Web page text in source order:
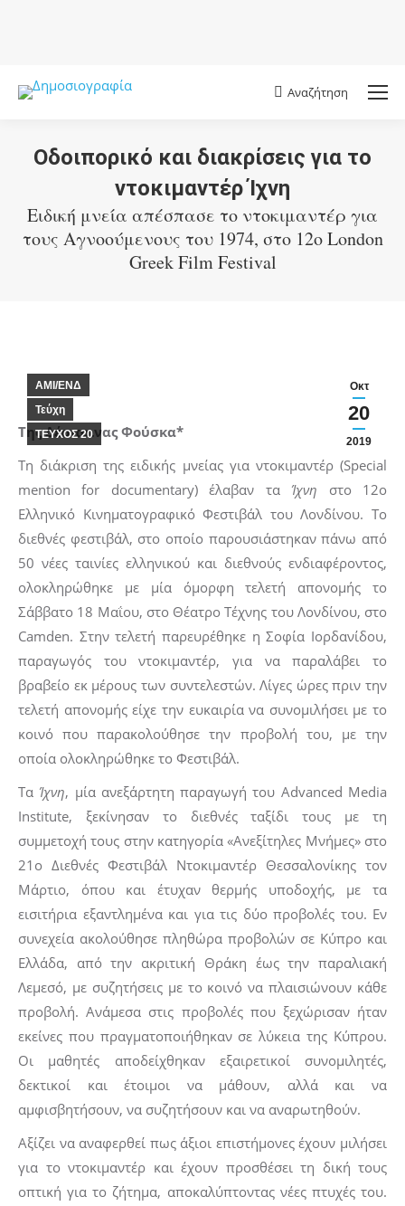
Search:
Αναζήτηση
Οδοιπορικό και διακρίσεις για το
ντοκιμαντέρ Ίχνη
Ειδική μνεία απέσπασε το ντοκιμαντέρ για
τους Αγνοούμενους του 1974, στο 12ο London
Greek Film Festival
Οκτ
20
2019
AMI/ΕΝΔ
Τεύχη
ΤΕΥΧΟΣ 20
Της Δέσποινας Φούσκα*
Τη διάκριση της ειδικής μνείας για ντοκιμαντέρ (Special
mention for documentary) έλαβαν τα Ίχνη στο 12ο
Ελληνικό Κινηματογραφικό Φεστιβάλ του Λονδίνου. Το
διεθνές φεστιβάλ, στο οποίο παρουσιάστηκαν πάνω από
50 νέες ταινίες ελληνικού και διεθνούς ενδιαφέροντος,
ολοκληρώθηκε με μία όμορφη τελετή απονομής το
Σάββατο 18 Μαΐου, στο Θέατρο Τέχνης του Λονδίνου, στο
Camden. Στην τελετή παρευρέθηκε η Σοφία Ιορδανίδου,
παραγωγός του ντοκιμαντέρ, για να παραλάβει το
βραβείο εκ μέρους των συντελεστών. Λίγες ώρες πριν την
τελετή απονομής είχε την ευκαιρία να συνομιλήσει με το
κοινό που παρακολούθησε την προβολή του, με την
οποία ολοκληρώθηκε το Φεστιβάλ.
Τα Ίχνη, μία ανεξάρτητη παραγωγή του Advanced Media
Institute, ξεκίνησαν το διεθνές ταξίδι τους με τη
συμμετοχή τους στην κατηγορία «Ανεξίτηλες Μνήμες» στο
21ο Διεθνές Φεστιβάλ Ντοκιμαντέρ Θεσσαλονίκης τον
Μάρτιο, όπου και έτυχαν θερμής υποδοχής, με τα
εισιτήρια εξαντλημένα και για τις δύο προβολές του. Εν
συνεχεία ακολούθησε πληθώρα προβολών σε Κύπρο και
Ελλάδα, από την ακριτική Θράκη έως την παραλιακή
Λεμεσό, με συζητήσεις με το κοινό να πλαισιώνουν κάθε
προβολή. Ανάμεσα στις προβολές που ξεχώρισαν ήταν
εκείνες που πραγματοποιήθηκαν σε λύκεια της Κύπρου.
Οι μαθητές αποδείχθηκαν εξαιρετικοί συνομιλητές,
δεκτικοί και έτοιμοι να μάθουν, αλλά και να
αμφισβητήσουν, να συζητήσουν και να αναρωτηθούν.
Αξίζει να αναφερθεί πως άξιοι επιστήμονες έχουν μιλήσει
για το ντοκιμαντέρ και έχουν προσθέσει τη δική τους
οπτική για το ζήτημα, αποκαλύπτοντας νέες πτυχές του.